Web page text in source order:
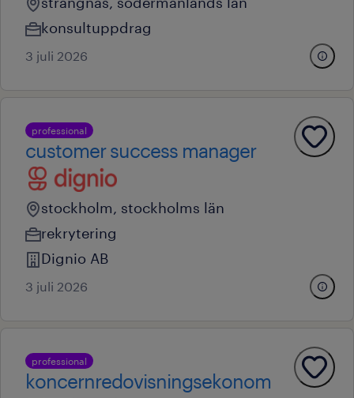
konsultuppdrag
3 juli 2026
professional
customer success manager
stockholm, stockholms län
rekrytering
Dignio AB
3 juli 2026
professional
koncernredovisningsekonom